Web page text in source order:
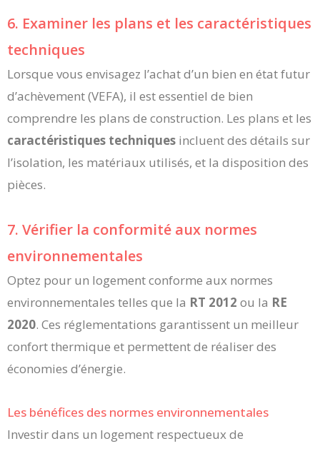
6. Examiner les plans et les caractéristiques
techniques
Lorsque vous envisagez l’achat d’un bien en état futur
d’achèvement (VEFA), il est essentiel de bien
comprendre les plans de construction. Les plans et les
caractéristiques techniques incluent des détails sur
l’isolation, les matériaux utilisés, et la disposition des
pièces.
7. Vérifier la conformité aux normes
environnementales
Optez pour un logement conforme aux normes
environnementales telles que la RT 2012 ou la RE
2020. Ces réglementations garantissent un meilleur
confort thermique et permettent de réaliser des
économies d’énergie.
Les bénéfices des normes environnementales
Investir dans un logement respectueux de